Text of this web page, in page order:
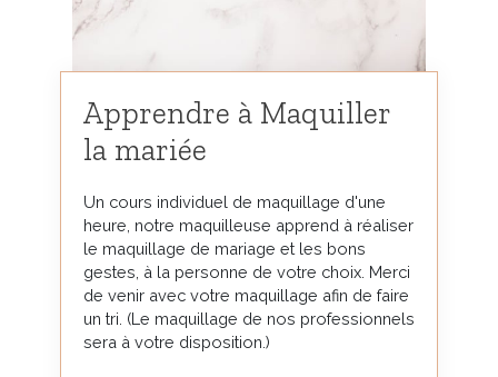
Apprendre à Maquiller
la mariée
Un cours individuel de maquillage d'une
heure, notre maquilleuse apprend à réaliser
le maquillage de mariage et les bons
gestes, à la personne de votre choix. Merci
de venir avec votre maquillage afin de faire
un tri. (Le maquillage de nos professionnels
sera à votre disposition.)